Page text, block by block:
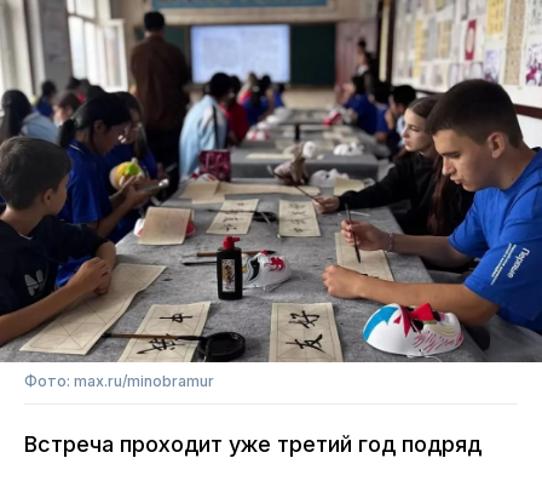
Фото: max.ru/minobramur
Встреча проходит уже третий год подряд